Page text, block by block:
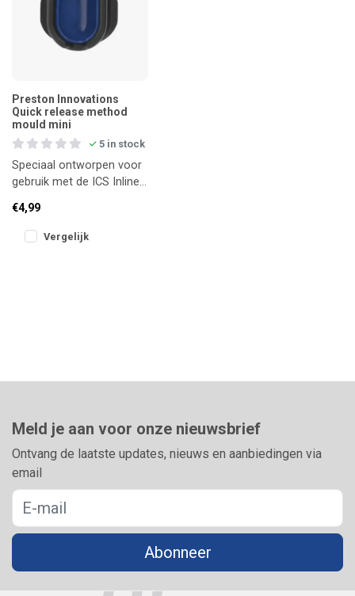
Preston Innovations
Quick release method
mould mini
5 in stock
Speciaal ontworpen voor
gebruik met de ICS Inline
Mini, biedt deze
compacte
€4,99
Vergelijk
Meld je aan voor onze nieuwsbrief
Ontvang de laatste updates, nieuws en aanbiedingen via
email
Abonneer